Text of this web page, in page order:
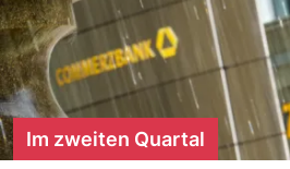
Im zweiten Quartal